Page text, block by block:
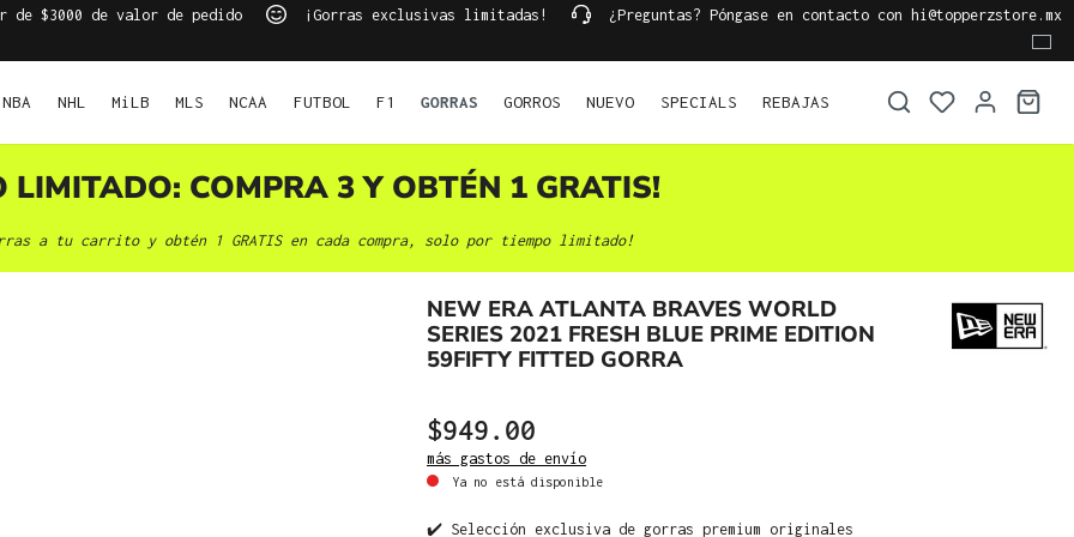
$3000 de valor de pedido ¡Gorras exclusivas limitadas! ¿Preguntas? Póngase en contacto con hi@topperzstore.mx
NBA NHL MiLB MLS NCAA FUTBOL F1 GORRAS GORROS NUEVO SPECIALS REBAJAS
LIMITADO: COMPRA 3 Y OBTÉN 1 GRATIS!
a tu carrito y obtén 1 GRATIS en cada compra, solo por tiempo limitado!
NEW ERA ATLANTA BRAVES WORLD
SERIES 2021 FRESH BLUE PRIME EDITION
59FIFTY FITTED GORRA
$949.00
más gastos de envío
Ya no está disponible
✔️ Selección exclusiva de gorras premium originales